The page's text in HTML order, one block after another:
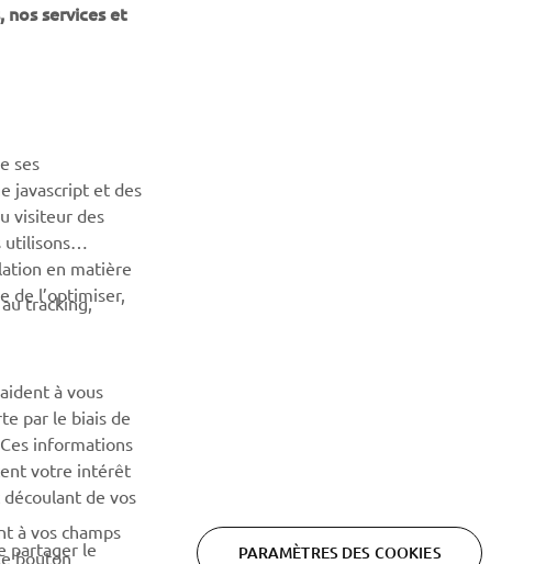
Découvrez en exclusivité les dernières offres, les événements
spéciaux, les nouveautés et bien plus encore
services et
ses
javascript et des
visiteur des
utilisons
en matière
de l’optimiser,
tracking,
à vous
par le biais de
informations
votre intérêt
de vos
partager le
à vos champs
bouton
PARAMÈTRES DES COOKIES